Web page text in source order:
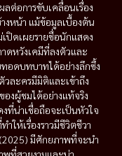
ลต่อการขับเคลื่อนเรื่อง
างหน้า แม้ข้อมูลเบื้องต้น
เปิดเผยรายชื่อนักแสดง
าดหวังเคมีที่ลงตัวและ
ทอดบทบาทได้อย่างลึกซึ้ง
วละครมีมิติและเข้าถึง
องผู้ชมได้อย่างแท้จริง
งที่น่าเชื่อถือจะเป็นหัวใจ
ำให้เรื่องราวมีชีวิตชีวา
มีศักยภาพที่จะนำ